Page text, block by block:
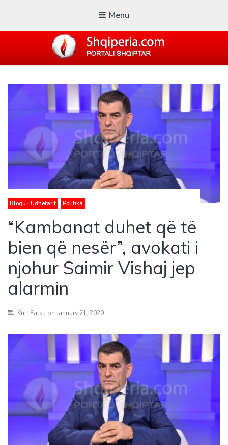
Menu
Blogu i ShqiperiaCom
Blogu i Udhëtarit Politika
“Kambanat duhet që të
bien që nesër”, avokati i
njohur Saimir Vishaj jep
alarmin
Kurt Farka on January 21, 2020